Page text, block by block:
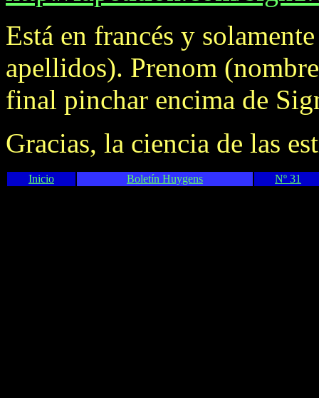
Está en francés y
apellidos). Prenom
final pinchar encima de
Gracias, la ciencia de las
Inicio Boletín Huygens Nº 31